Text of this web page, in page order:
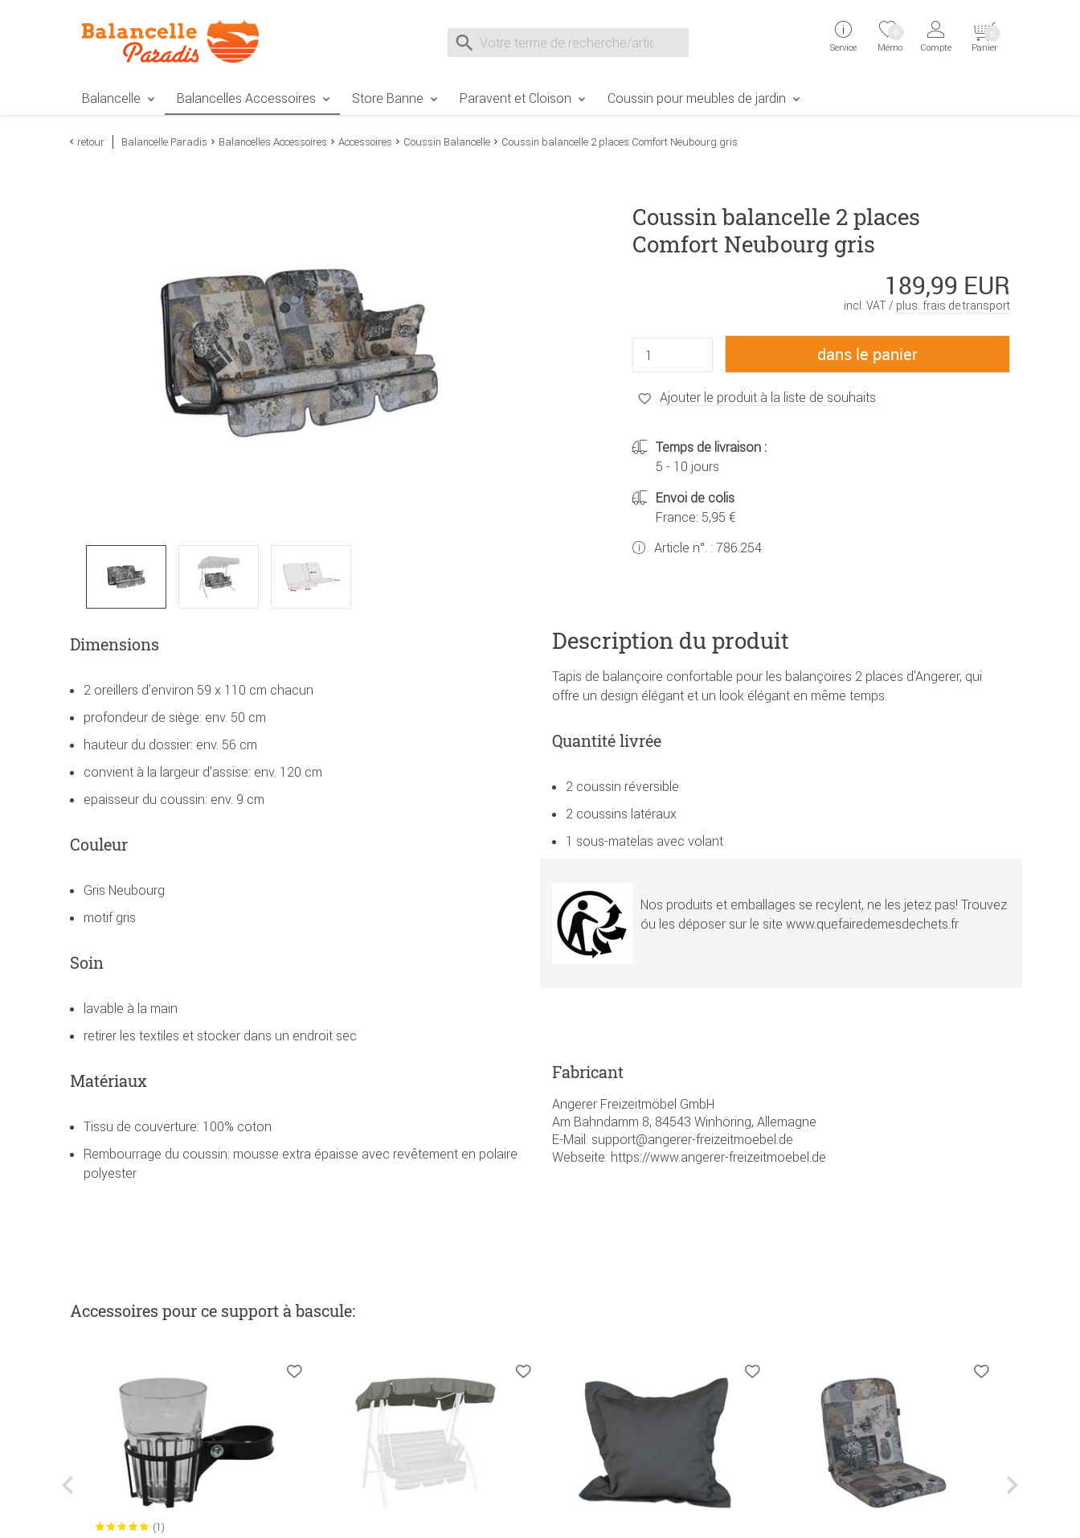
Suche nach
Service Mémo
0
Compte Panier
0
Balancelle Balancelles Accessoires Store Banne Paravent et Cloison Coussin pour meubles de jardin
retour Balancelle Paradis Balancelles Accessoires Accessoires Coussin Balancelle Coussin balancelle 2 places Comfort Neubourg gris
Coussin balancelle 2 places
Comfort Neubourg gris
189,99 EUR
incl. VAT / plus. frais de transport
Ajouter le produit à la liste de souhaits
Temps de livraison :
5 - 10 jours
Envoi de colis
France: 5,95 €
Article n°. : 786.254
Dimensions
2 oreillers d'environ 59 x 110 cm chacun
profondeur de siège: env. 50 cm
hauteur du dossier: env. 56 cm
convient à la largeur d'assise: env. 120 cm
epaisseur du coussin: env. 9 cm
Couleur
Gris Neubourg
motif gris
Soin
lavable à la main
retirer les textiles et stocker dans un endroit sec
Matériaux
Tissu de couverture: 100% coton
Rembourrage du coussin: mousse extra épaisse avec revêtement en polaire
polyester
Description du produit
Tapis de balançoire confortable pour les balançoires 2 places d'Angerer, qui
offre un design élégant et un look élégant en même temps.
Quantité livrée
2 coussin réversible
2 coussins latéraux
1 sous-matelas avec volant
Nos produits et emballages se recylent, ne les jetez pas! Trouvez
óu les déposer sur le site www.quefairedemesdechets.fr
Fabricant
Angerer Freizeitmöbel GmbH
Am Bahndamm 8, 84543 Winhöring, Allemagne
E-Mail: support@angerer-freizeitmoebel.de
Webseite: https://www.angerer-freizeitmoebel.de
Accessoires pour ce support à bascule:
(1)